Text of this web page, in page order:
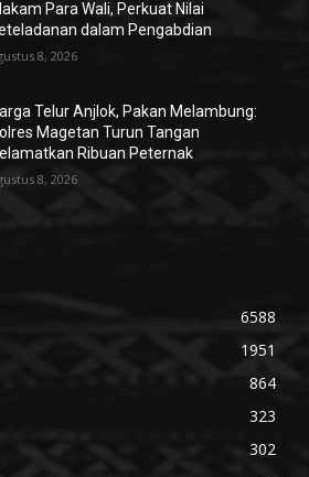
Para Wali, Perkuat Nilai
dalam Pengabdian
8, 2026
Telur Anjlok, Pakan Melambung:
Magetan Turun Tangan
Ribuan Peternak
8, 2026
6588
1951
864
323
302